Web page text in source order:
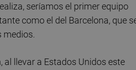
seríamos el primer equipo
como el del Barcelona, que
medios.
llevar a Estados Unidos este